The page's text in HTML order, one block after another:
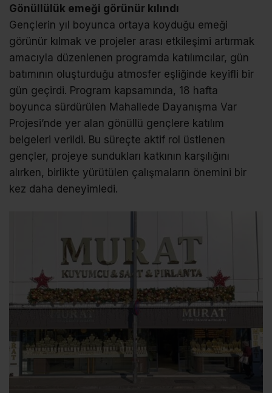
Gönüllülük emeği görünür kılındı
Gençlerin yıl boyunca ortaya koyduğu emeği
görünür kılmak ve projeler arası etkileşimi artırmak
amacıyla düzenlenen programda katılımcılar, gün
batımının oluşturduğu atmosfer eşliğinde keyifli bir
gün geçirdi. Program kapsamında, 18 hafta
boyunca sürdürülen Mahallede Dayanışma Var
Projesi’nde yer alan gönüllü gençlere katılım
belgeleri verildi. Bu süreçte aktif rol üstlenen
gençler, projeye sundukları katkının karşılığını
alırken, birlikte yürütülen çalışmaların önemini bir
kez daha deneyimledi.